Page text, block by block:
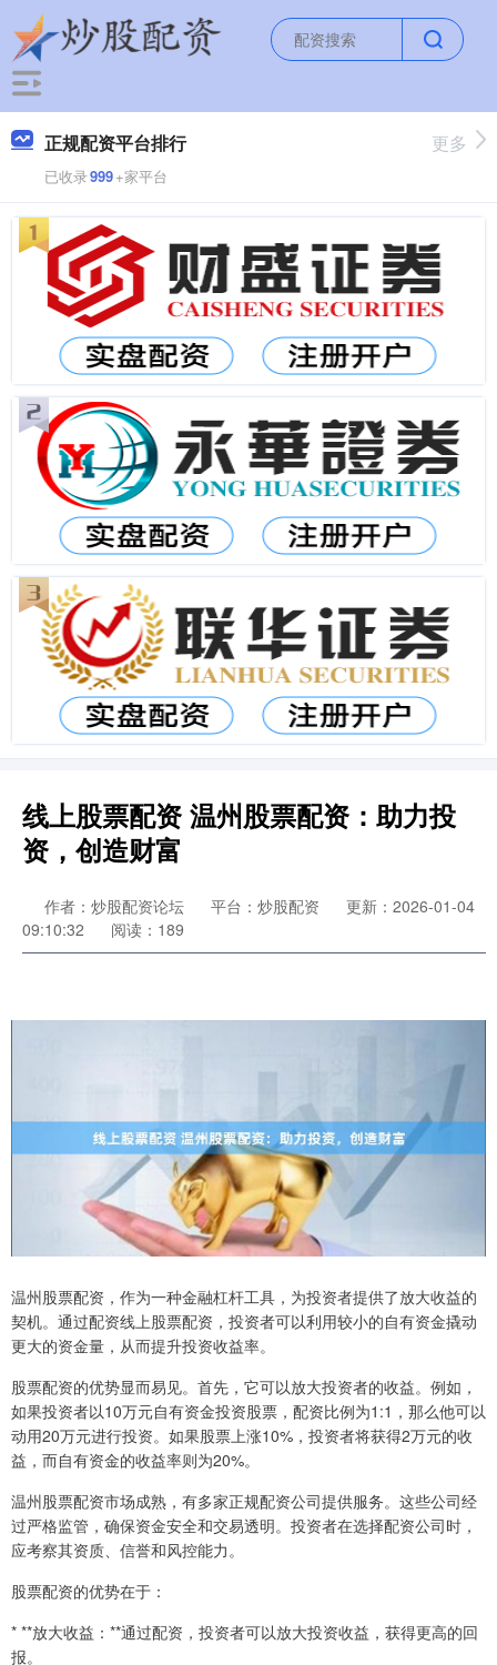
正规配资平台排行
已收录999+家平台
更多
线上股票配资 温州股票配资：助力投
资，创造财富
作者：炒股配资论坛 平台：炒股配资
更新：2026-01-04
09:10:32
阅读：189
温州股票配资，作为一种金融杠杆工具，为投资者提供了放大收益的
契机。通过配资线上股票配资，投资者可以利用较小的自有资金撬动
更大的资金量，从而提升投资收益率。
股票配资的优势显而易见。首先，它可以放大投资者的收益。例如，
如果投资者以10万元自有资金投资股票，配资比例为1:1，那么他可以
动用20万元进行投资。如果股票上涨10%，投资者将获得2万元的收
益，而自有资金的收益率则为20%。
温州股票配资市场成熟，有多家正规配资公司提供服务。这些公司经
过严格监管，确保资金安全和交易透明。投资者在选择配资公司时，
应考察其资质、信誉和风控能力。
股票配资的优势在于：
* **放大收益：**通过配资，投资者可以放大投资收益，获得更高的回
报。